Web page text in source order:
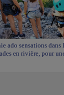
ado sensations dans
en rivière, pour